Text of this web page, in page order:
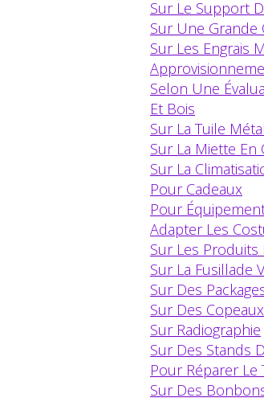
Sur Le Support
Sur Une Grande
Sur Les Engrais
Selon Une
Et Bois
Sur La Tuile
Sur La Miette En
Sur La
Pour Cadeaux
Pour
Adapter Les
Sur Les Produits
Sur La Fusillade
Sur Des
Sur Des Copeaux
Sur Radiographie
Sur Des Stands
Pour Réparer Le
Sur Des